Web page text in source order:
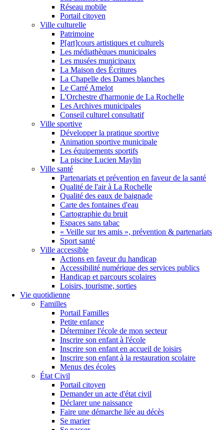
Réseau mobile
Portail citoyen
Ville culturelle
Patrimoine
P[art]cours artistiques et culturels
Les médiathèques municipales
Les musées municipaux
La Maison des Écritures
La Chapelle des Dames blanches
Le Carré Amelot
L'Orchestre d'harmonie de La Rochelle
Les Archives municipales
Conseil culturel consultatif
Ville sportive
Développer la pratique sportive
Animation sportive municipale
Les équipements sportifs
La piscine Lucien Maylin
Ville santé
Partenariats et prévention en faveur de la santé
Qualité de l'air à La Rochelle
Qualité des eaux de baignade
Carte des fontaines d'eau
Cartographie du bruit
Espaces sans tabac
« Veille sur tes amis », prévention & partenariats
Sport santé
Ville accessible
Actions en faveur du handicap
Accessibilité numérique des services publics
Handicap et parcours scolaires
Loisirs, tourisme, sorties
Vie quotidienne
Familles
Portail Familles
Petite enfance
Déterminer l'école de mon secteur
Inscrire son enfant à l'école
Inscrire son enfant en accueil de loisirs
Inscrire son enfant à la restauration scolaire
Menus des écoles
État Civil
Portail citoyen
Demander un acte d'état civil
Déclarer une naissance
Faire une démarche liée au décès
Se marier